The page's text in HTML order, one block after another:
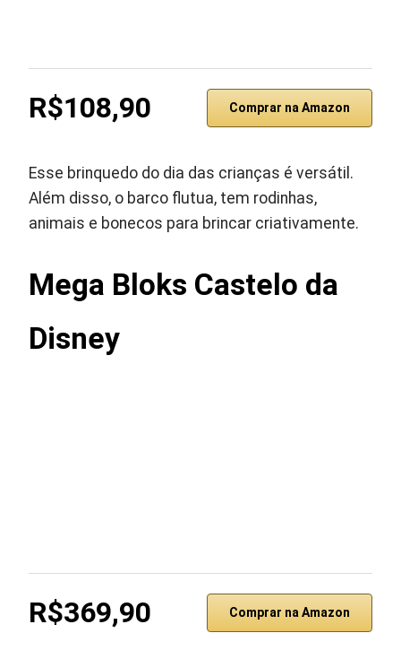
R$108,90 Comprar na Amazon
Esse brinquedo do dia das crianças é versátil.
Além disso, o barco flutua, tem rodinhas,
animais e bonecos para brincar criativamente.
Mega Bloks Castelo da
Disney
R$369,90 Comprar na Amazon